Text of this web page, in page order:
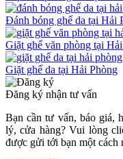
Đánh bóng ghế da tại Hải
Giặt ghế văn phòng tại
Giặt ghế da tại Hải Phòng
Đăng ký nhận tư vấn
Bạn cần tư vấn, báo giá,
lý, cửa hàng? Vui lòng
được gửi tới bạn một cách